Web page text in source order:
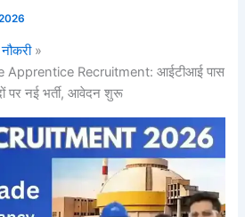
Apprentice Recruitment: आईटीआई पास
पर नई भर्ती, आवेदन शुरू